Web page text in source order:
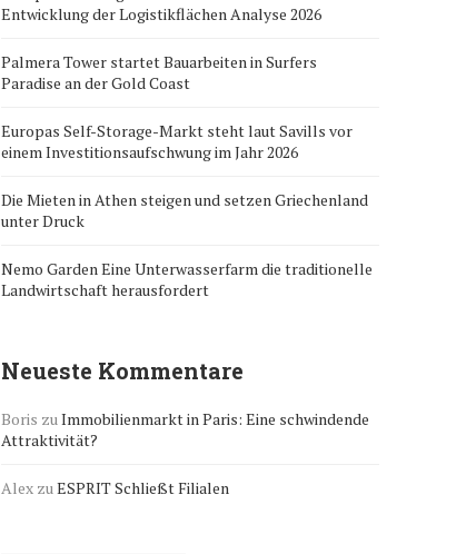
Entwicklung der Logistikflächen Analyse 2026
Palmera Tower startet Bauarbeiten in Surfers
Paradise an der Gold Coast
Europas Self-Storage-Markt steht laut Savills vor
einem Investitionsaufschwung im Jahr 2026
Die Mieten in Athen steigen und setzen Griechenland
unter Druck
Nemo Garden Eine Unterwasserfarm die traditionelle
Landwirtschaft herausfordert
Neueste Kommentare
Boris zuImmobilienmarkt in Paris: Eine schwindende
Attraktivität?
Alex zuESPRIT Schließt Filialen